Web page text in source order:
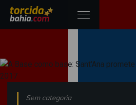
Sem categoria